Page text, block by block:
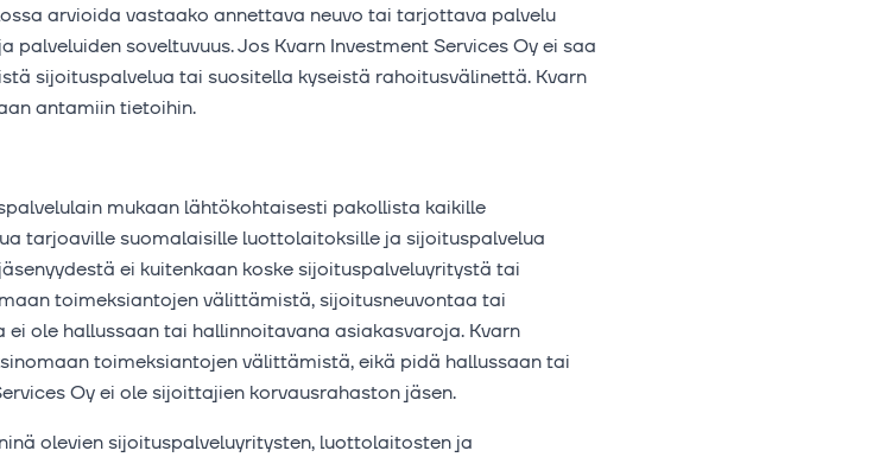
arvioida vastaako annettava neuvo tai tarjottava palvelu
soveltuvuus. Jos Kvarn Investment Services Oy ei saa
sijoituspalvelua tai suositella kyseistä rahoitusvälinettä. Kvarn
antamiin tietoihin.
mukaan lähtökohtaisesti pakollista kaikille
tarjoaville suomalaisille luottolaitoksille ja sijoituspalvelua
ei kuitenkaan koske sijoituspalveluyritystä tai
toimeksiantojen välittämistä, sijoitusneuvontaa tai
ole hallussaan tai hallinnoitavana asiakasvaroja. Kvarn
toimeksiantojen välittämistä, eikä pidä hallussaan tai
Oy ei ole sijoittajien korvausrahaston jäsen.
olevien sijoituspalveluyritysten, luottolaitosten ja